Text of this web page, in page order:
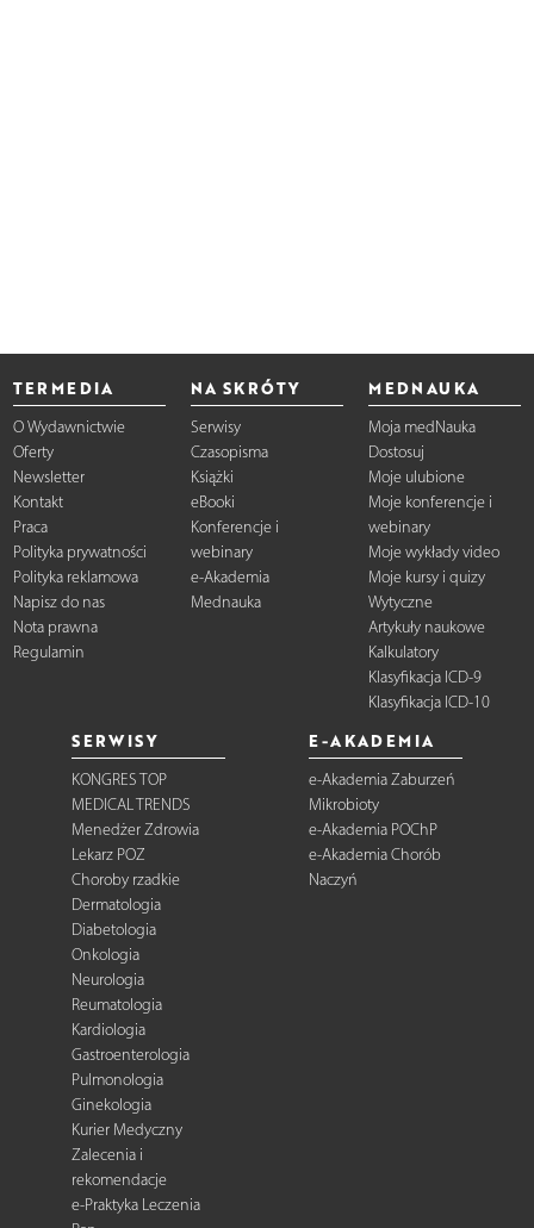
TERMEDIA
O Wydawnictwie
Oferty
Newsletter
Kontakt
Praca
Polityka prywatności
Polityka reklamowa
Napisz do nas
Nota prawna
Regulamin
NA SKRÓTY
Serwisy
Czasopisma
Książki
eBooki
Konferencje i
webinary
e-Akademia
Mednauka
MEDNAUKA
Moja medNauka
Dostosuj
Moje ulubione
Moje konferencje i
webinary
Moje wykłady video
Moje kursy i quizy
Wytyczne
Artykuły naukowe
Kalkulatory
Klasyfikacja ICD-9
Klasyfikacja ICD-10
SERWISY
KONGRES TOP
MEDICAL TRENDS
Menedżer Zdrowia
Lekarz POZ
Choroby rzadkie
Dermatologia
Diabetologia
Onkologia
Neurologia
Reumatologia
Kardiologia
Gastroenterologia
Pulmonologia
Ginekologia
Kurier Medyczny
Zalecenia i
rekomendacje
e-Praktyka Leczenia
E-AKADEMIA
e-Akademia Zaburzeń
Mikrobioty
e-Akademia POChP
e-Akademia Chorób
Naczyń